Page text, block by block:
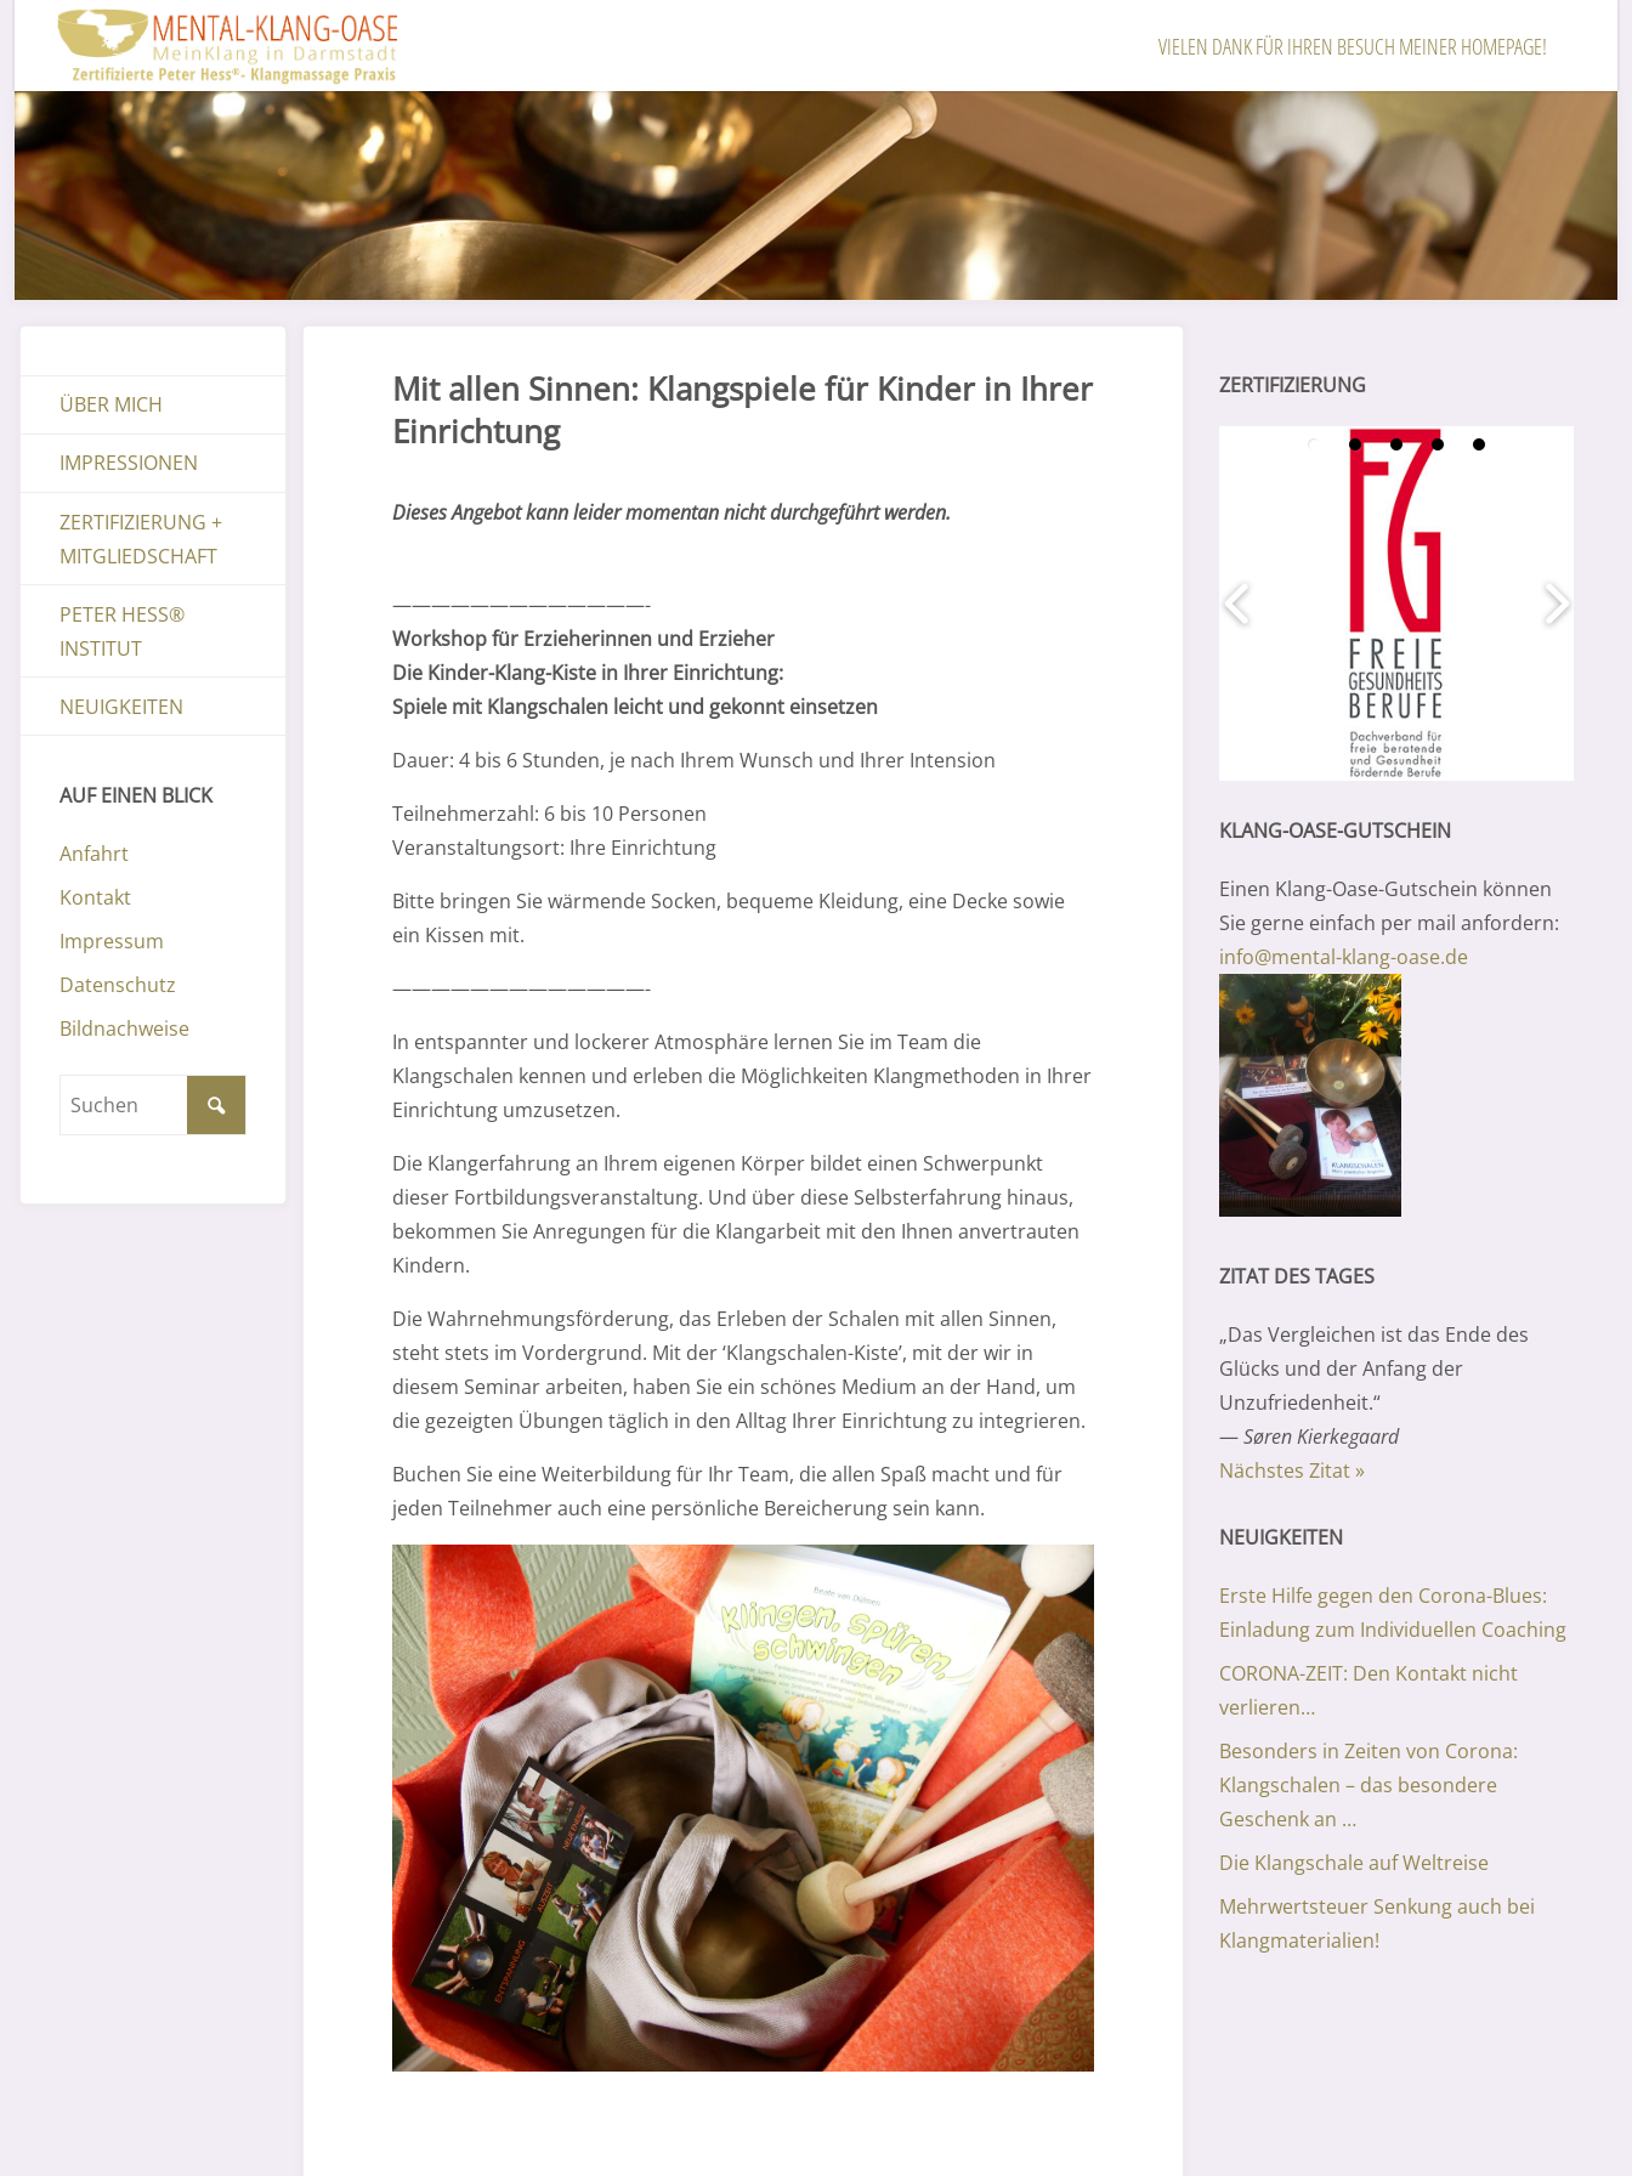
VIELEN DANK FÜR IHREN BESUCH MEINER HOMEPAGE!
Mit allen Sinnen: Klangspiele für Kinder in Ihrer
Einrichtung
Dieses Angebot kann leider momentan nicht durchgeführt werden.
—————————————-
Workshop für Erzieherinnen und Erzieher
Die Kinder-Klang-Kiste in Ihrer Einrichtung:
Spiele mit Klangschalen leicht und gekonnt einsetzen
Dauer: 4 bis 6 Stunden, je nach Ihrem Wunsch und Ihrer Intension
Teilnehmerzahl: 6 bis 10 Personen
Veranstaltungsort: Ihre Einrichtung
Bitte bringen Sie wärmende Socken, bequeme Kleidung, eine Decke sowie
ein Kissen mit.
—————————————-
In entspannter und lockerer Atmosphäre lernen Sie im Team die
Klangschalen kennen und erleben die Möglichkeiten Klangmethoden in Ihrer
Einrichtung umzusetzen.
Die Klangerfahrung an Ihrem eigenen Körper bildet einen Schwerpunkt
dieser Fortbildungsveranstaltung. Und über diese Selbsterfahrung hinaus,
bekommen Sie Anregungen für die Klangarbeit mit den Ihnen anvertrauten
Kindern.
Die Wahrnehmungsförderung, das Erleben der Schalen mit allen Sinnen,
steht stets im Vordergrund. Mit der ‘Klangschalen-Kiste’, mit der wir in
diesem Seminar arbeiten, haben Sie ein schönes Medium an der Hand, um
die gezeigten Übungen täglich in den Alltag Ihrer Einrichtung zu integrieren.
Buchen Sie eine Weiterbildung für Ihr Team, die allen Spaß macht und für
jeden Teilnehmer auch eine persönliche Bereicherung sein kann.
ÜBER MICH
IMPRESSIONEN
ZERTIFIZIERUNG +
MITGLIEDSCHAFT
PETER HESS®
INSTITUT
NEUIGKEITEN
AUF EINEN BLICK
Anfahrt
Kontakt
Impressum
Datenschutz
Bildnachweise
ZERTIFIZIERUNG
KLANG-OASE-GUTSCHEIN
Einen Klang-Oase-Gutschein können
Sie gerne einfach per mail anfordern:
info@mental-klang-oase.de
ZITAT DES TAGES
„Das Vergleichen ist das Ende des
Glücks und der Anfang der
Unzufriedenheit.“
—Søren Kierkegaard
Nächstes Zitat »
NEUIGKEITEN
Erste Hilfe gegen den Corona-Blues:
Einladung zum Individuellen Coaching
CORONA-ZEIT: Den Kontakt nicht
verlieren…
Besonders in Zeiten von Corona:
Klangschalen – das besondere
Geschenk an …
Die Klangschale auf Weltreise
Mehrwertsteuer Senkung auch bei
Klangmaterialien!